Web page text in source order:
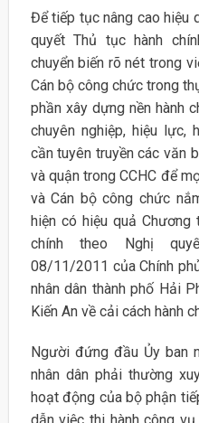
Để tiếp tục nâng cao hiệu
quyết Thủ tục hành
chuyển biến rõ nét trong
Cán bộ công chức trong
phần xây dựng nền hành
chuyên nghiệp, hiệu lực,
cần tuyên truyền các văn
và quận trong CCHC để
và Cán bộ công chức
hiện có hiệu quả Chương
chính theo Nghị
08/11/2011 của Chính
nhân dân thành phố Hải
Kiến An về cải cách hành
Người đứng đầu Ủy ban
nhân dân phải thường
hoạt động của bộ phận